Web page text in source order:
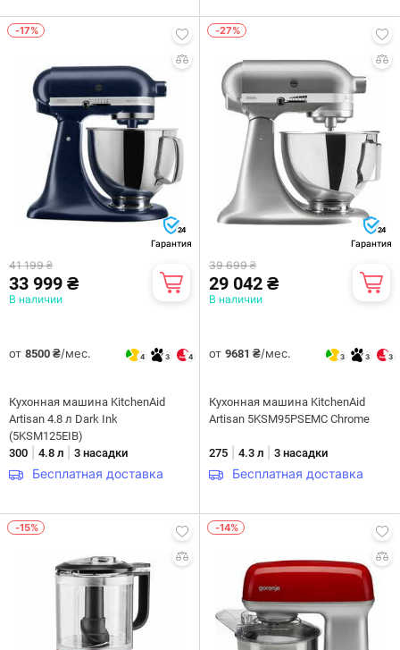
-17%
24
Гарантия
41 199 ₴
33 999 ₴
В наличии
от 8500 ₴/мес. 4 3 4
Кухонная машина KitchenAid
Artisan 4.8 л Dark Ink
(5KSM125EIB)
300
4.8 л 3 насадки
Бесплатная доставка
-27%
24
Гарантия
39 699 ₴
29 042 ₴
В наличии
от 9681 ₴/мес. 3 3 3
Кухонная машина KitchenAid
Artisan 5KSM95PSEMC Chrome
275 4.3 л 3 насадки
Бесплатная доставка
-15% -14%